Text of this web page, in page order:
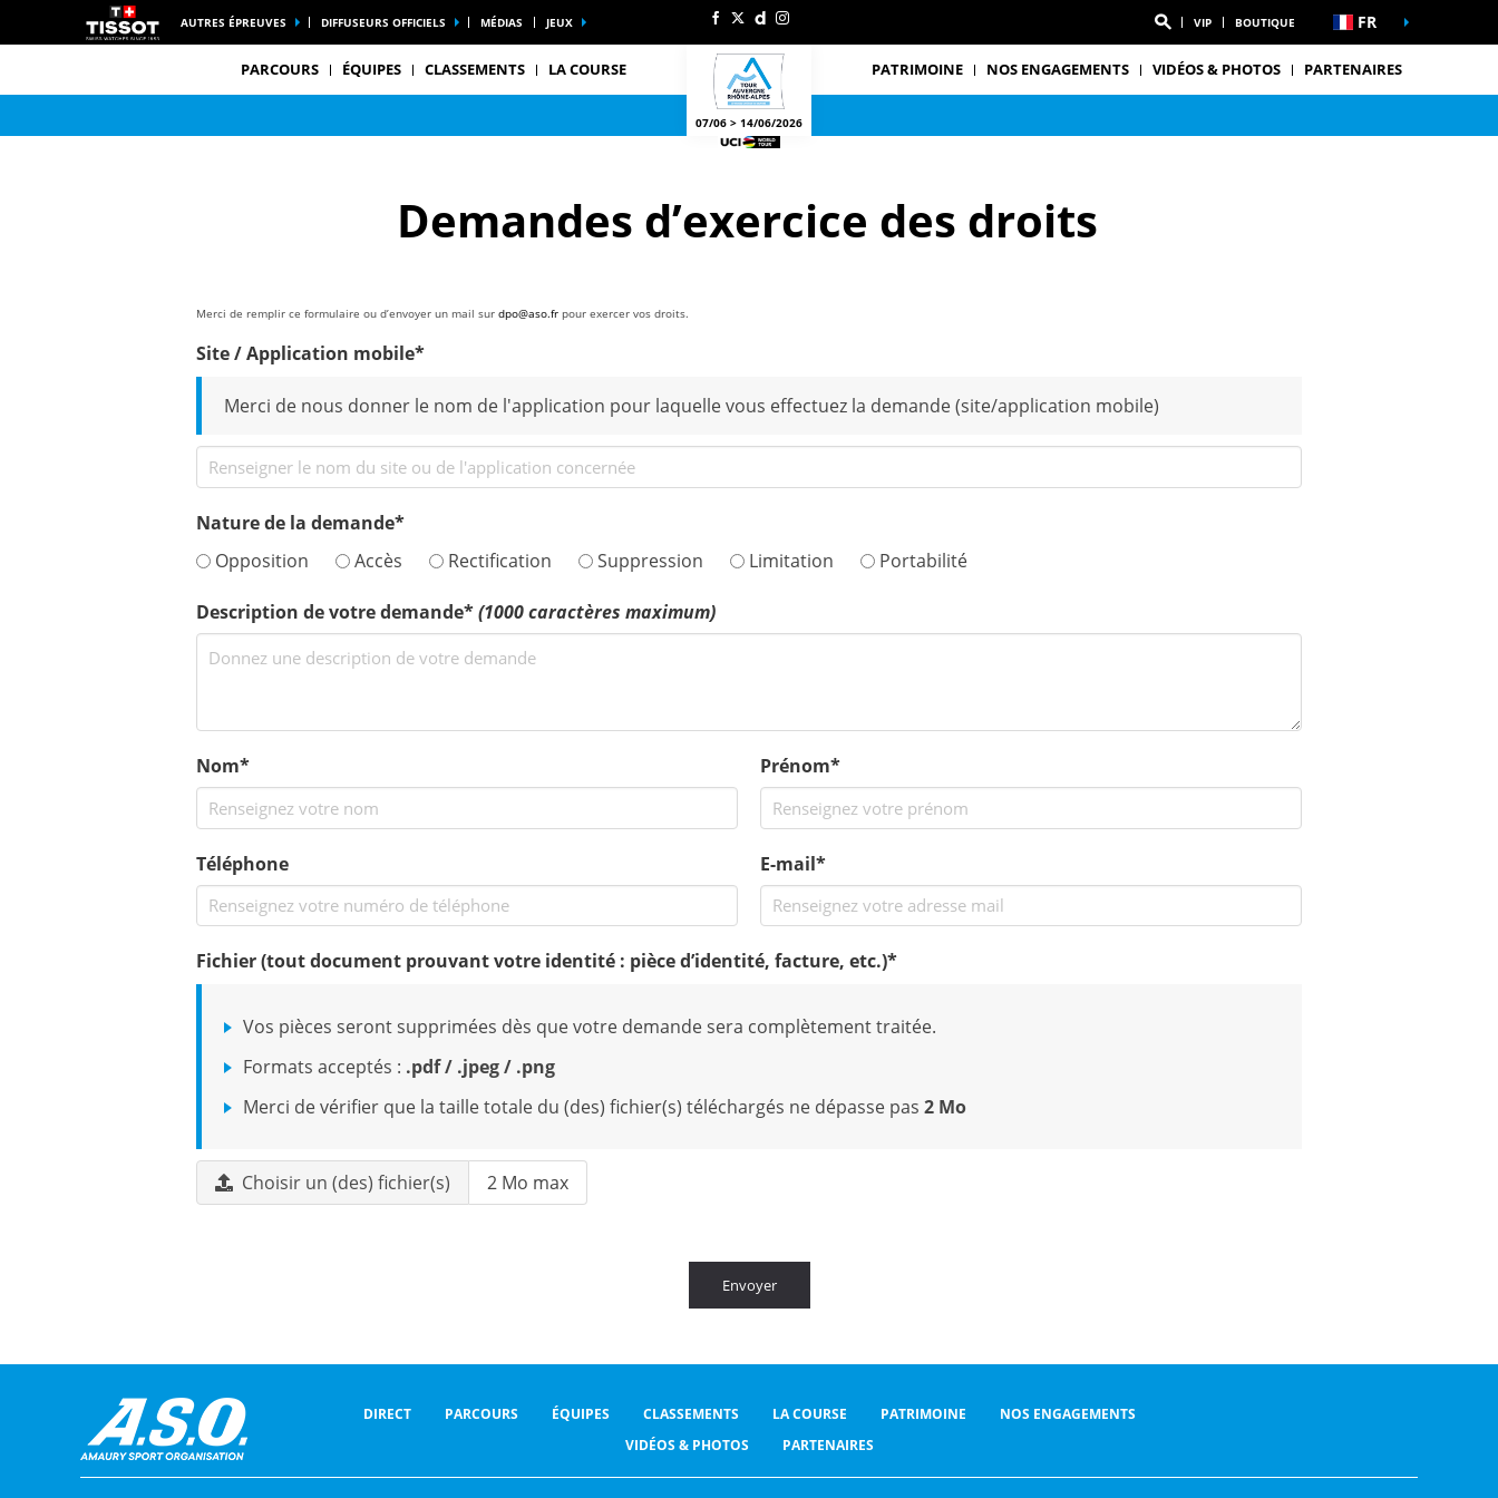
AUTRES ÉPREUVES DIFFUSEURS OFFICIELS MÉDIAS JEUX VIP BOUTIQUE FR
PARCOURS ÉQUIPES CLASSEMENTS LA COURSE
07/06 > 14/06/2026
PATRIMOINE NOS ENGAGEMENTS VIDÉOS & PHOTOS PARTENAIRES
Demandes d’exercice des droits
Merci de remplir ce formulaire ou d’envoyer un mail sur dpo@aso.fr pour exercer vos droits.
Site / Application mobile*
Merci de nous donner le nom de l'application pour laquelle vous effectuez la demande (site/application mobile)
Nature de la demande*
Opposition
Accès Rectification Suppression Limitation Portabilité
Description de votre demande*(1000 caractères maximum)
Nom* Prénom*
Téléphone E-mail*
Fichier (tout document prouvant votre identité : pièce d’identité, facture, etc.)*
Vos pièces seront supprimées dès que votre demande sera complètement traitée.
Formats acceptés : .pdf / .jpeg / .png
Merci de vérifier que la taille totale du (des) fichier(s) téléchargés ne dépasse pas 2 Mo
Choisir un (des) fichier(s) 2 Mo max
Envoyer
DIRECT PARCOURS ÉQUIPES CLASSEMENTS LA COURSE PATRIMOINE
NOS ENGAGEMENTS
VIDÉOS & PHOTOS
PARTENAIRES